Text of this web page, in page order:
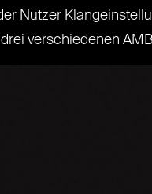
Nutzer
verschiedenen